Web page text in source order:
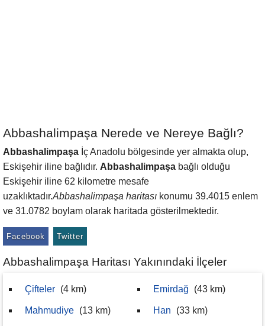
Abbashalimpaşa Nerede ve Nereye Bağlı?
Abbashalimpaşa İç Anadolu bölgesinde yer almakta olup,
Eskişehir iline bağlıdır. Abbashalimpaşa bağlı olduğu
Eskişehir iline 62 kilometre mesafe
uzaklıktadır.Abbashalimpaşa haritası konumu 39.4015 enlem
ve 31.0782 boylam olarak haritada gösterilmektedir.
Facebook Twitter
Abbashalimpaşa Haritası Yakınındaki İlçeler
Çifteler (4 km)
Mahmudiye (13 km)
Emirdağ (43 km)
Han (33 km)